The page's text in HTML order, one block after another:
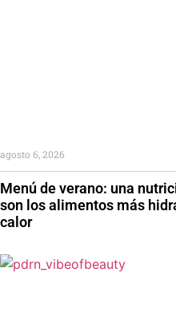
Menú de verano: una
son los alimentos más
calor
agosto 6, 2026